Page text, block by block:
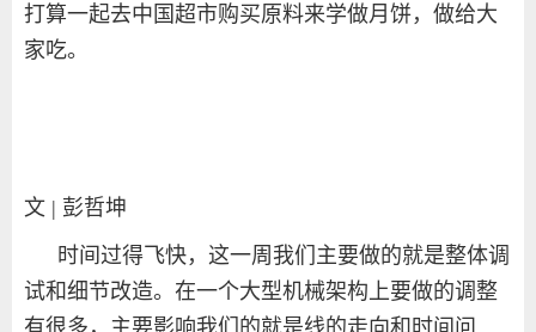
打算一起去中国超市购买原料来学做月饼，做给大
家吃。
文 | 彭哲坤
时间过得飞快，这一周我们主要做的就是整体调
试和细节改造。在一个大型机械架构上要做的调整
有很多，主要影响我们的就是线的走向和时间问